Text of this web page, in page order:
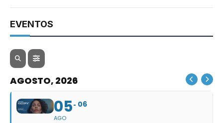
EVENTOS
AGOSTO, 2026
05
AGO
06